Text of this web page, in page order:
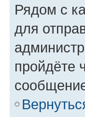
Рядом с
для
пройдёте